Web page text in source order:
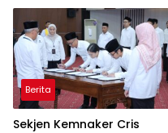
Berita
Sekjen Kemnaker Cris